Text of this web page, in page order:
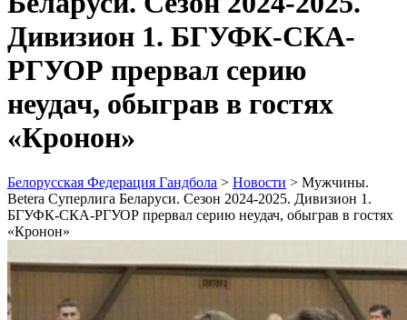
Дивизион 1. БГУФК-СКА-
РГУОР прервал серию
неудач, обыграв в гостях
«Кронон»
Белорусская Федерация Гандбола > Новости > Мужчины.
Betera Суперлига Беларуси. Сезон 2024-2025. Дивизион 1.
БГУФК-СКА-РГУОР прервал серию неудач, обыграв в гостях
«Кронон»